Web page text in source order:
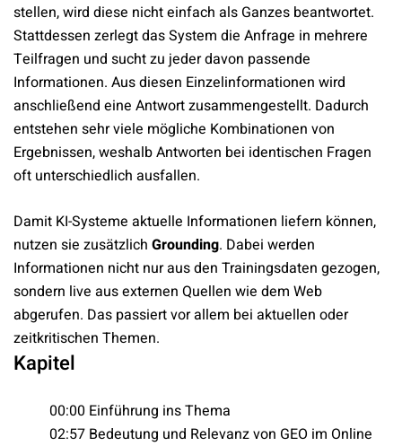
stellen, wird diese nicht einfach als Ganzes beantwortet.
Stattdessen zerlegt das System die Anfrage in mehrere
Teilfragen und sucht zu jeder davon passende
Informationen. Aus diesen Einzelinformationen wird
anschließend eine Antwort zusammengestellt. Dadurch
entstehen sehr viele mögliche Kombinationen von
Ergebnissen, weshalb Antworten bei identischen Fragen
oft unterschiedlich ausfallen.
Damit KI-Systeme aktuelle Informationen liefern können,
nutzen sie zusätzlich Grounding. Dabei werden
Informationen nicht nur aus den Trainingsdaten gezogen,
sondern live aus externen Quellen wie dem Web
abgerufen. Das passiert vor allem bei aktuellen oder
zeitkritischen Themen.
Kapitel
00:00 Einführung ins Thema
02:57 Bedeutung und Relevanz von GEO im Online